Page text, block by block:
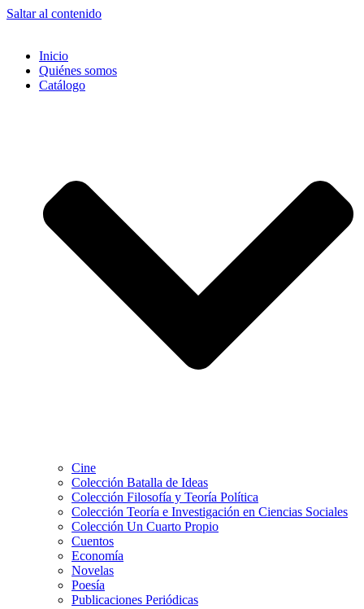
Saltar al contenido
Inicio
Quiénes somos
Catálogo
Cine
Colección Batalla de Ideas
Colección Filosofía y Teoría Política
Colección Teoría e Investigación en Ciencias Sociales
Colección Un Cuarto Propio
Cuentos
Economía
Novelas
Poesía
Publicaciones Periódicas